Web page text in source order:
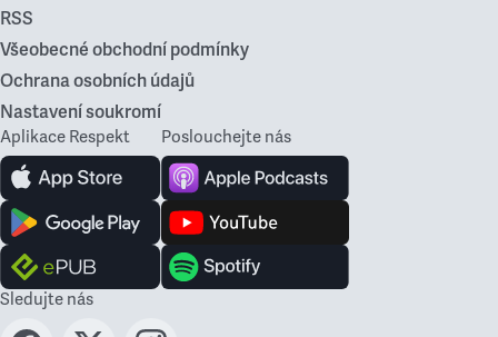
RSS
Všeobecné obchodní podmínky
Ochrana osobních údajů
Nastavení soukromí
Aplikace Respekt Poslouchejte nás
Sledujte nás